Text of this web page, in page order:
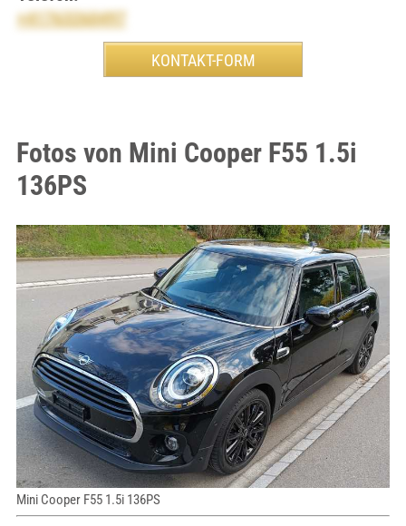
+41763260497
Fotos von Mini Cooper F55 1.5i
136PS
Mini Cooper F55 1.5i 136PS